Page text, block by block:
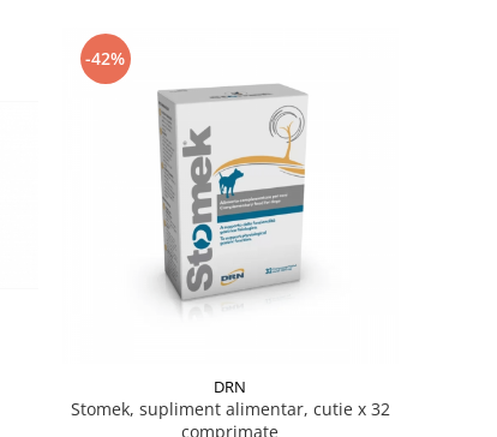
-42%
DRN
Stomek, supliment alimentar, cutie x 32
comprimate